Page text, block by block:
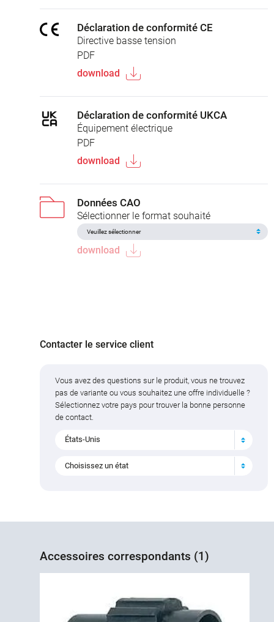
Déclaration de conformité CE
Directive basse tension
PDF
download
Déclaration de conformité UKCA
Équipement électrique
PDF
download
Données CAO
Sélectionner le format souhaité
download
Contacter le service client
Vous avez des questions sur le produit, vous ne trouvez
pas de variante ou vous souhaitez une offre individuelle ?
Sélectionnez votre pays pour trouver la bonne personne
de contact.
États-Unis
Choisissez un état
Accessoires correspondants (1)